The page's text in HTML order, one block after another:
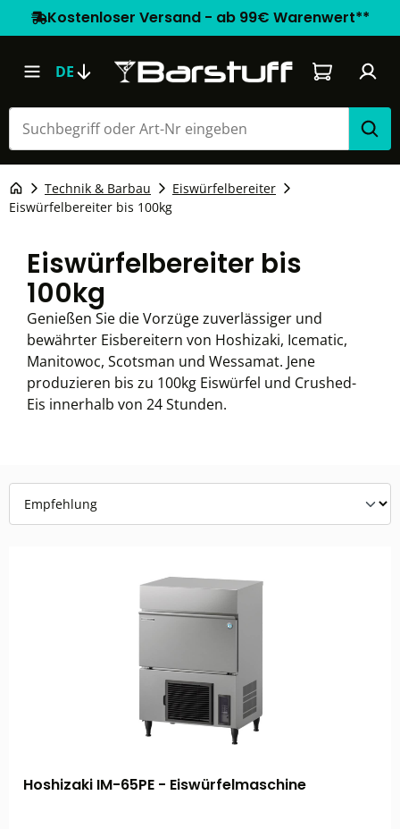
Kostenloser Versand - ab 99€ Warenwert**
DE Warenkorb
Technik & Barbau
Eiswürfelbereiter
Eiswürfelbereiter bis 100kg
Eiswürfelbereiter bis
100kg
Genießen Sie die Vorzüge zuverlässiger und
bewährter Eisbereitern von Hoshizaki, Icematic,
Manitowoc, Scotsman und Wessamat. Jene
produzieren bis zu 100kg Eiswürfel und Crushed-
Eis innerhalb von 24 Stunden.
Hoshizaki IM-65PE - Eiswürfelmaschine